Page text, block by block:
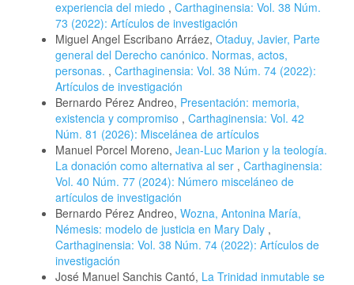
experiencia del miedo , Carthaginensia: Vol. 38 Núm.
73 (2022): Artículos de investigación
Miguel Angel Escribano Arráez, Otaduy, Javier, Parte
general del Derecho canónico. Normas, actos,
personas. , Carthaginensia: Vol. 38 Núm. 74 (2022):
Artículos de investigación
Bernardo Pérez Andreo, Presentación: memoria,
existencia y compromiso , Carthaginensia: Vol. 42
Núm. 81 (2026): Miscelánea de artículos
Manuel Porcel Moreno, Jean-Luc Marion y la teología.
La donación como alternativa al ser , Carthaginensia:
Vol. 40 Núm. 77 (2024): Número misceláneo de
artículos de investigación
Bernardo Pérez Andreo, Wozna, Antonina María,
Némesis: modelo de justicia en Mary Daly ,
Carthaginensia: Vol. 38 Núm. 74 (2022): Artículos de
investigación
José Manuel Sanchis Cantó, La Trinidad inmutable se